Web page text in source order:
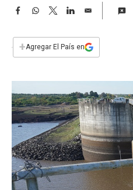
F
e
b
W
s
T
w
t
L
n
E
i
l
+Agregar El País en